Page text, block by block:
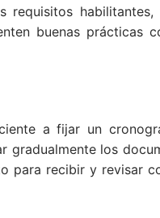
requisitos
buenas prácticas
a fijar un
gradualmente los
para recibir y revisar